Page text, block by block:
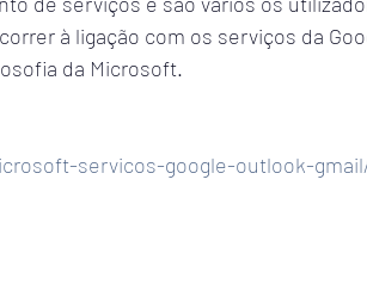
à ligação com os serviços da
da Microsoft.
servicos-google-outlook-